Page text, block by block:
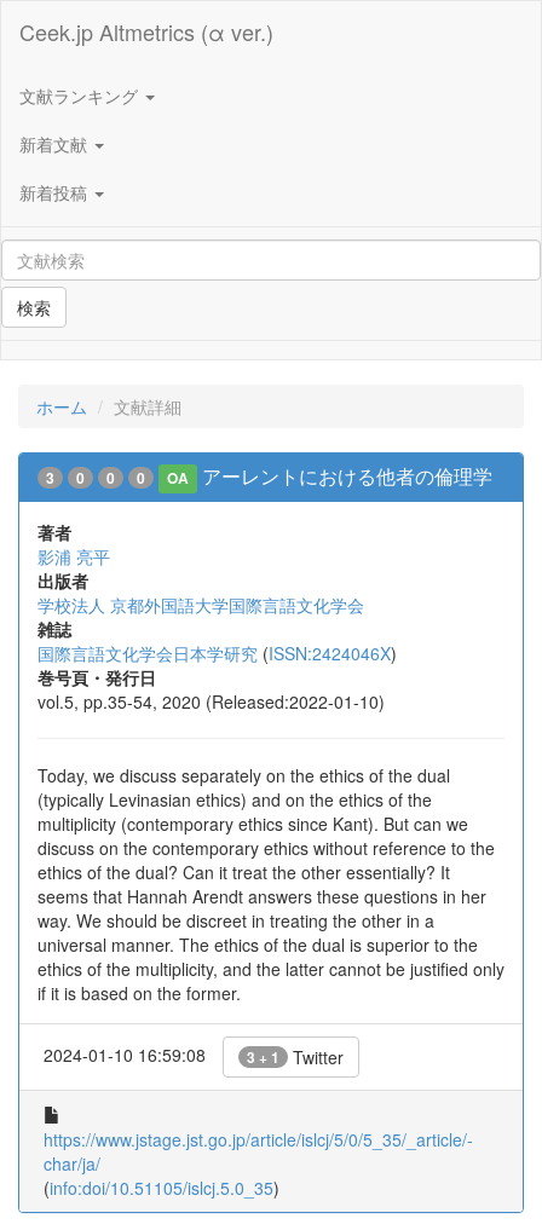
Ceek.jp Altmetrics (α ver.)
文献ランキング
新着文献
新着投稿
検索
ホーム 文献詳細
3 0 0 0 OA アーレントにおける他者の倫理学
著者
影浦 亮平
出版者
学校法人 京都外国語大学国際言語文化学会
雑誌
国際言語文化学会日本学研究 (ISSN:2424046X)
巻号頁・発行日
vol.5, pp.35-54, 2020 (Released:2022-01-10)
Today, we discuss separately on the ethics of the dual
(typically Levinasian ethics) and on the ethics of the
multiplicity (contemporary ethics since Kant). But can we
discuss on the contemporary ethics without reference to the
ethics of the dual? Can it treat the other essentially? It
seems that Hannah Arendt answers these questions in her
way. We should be discreet in treating the other in a
universal manner. The ethics of the dual is superior to the
ethics of the multiplicity, and the latter cannot be justified only
if it is based on the former.
2024-01-10 16:59:08 3 + 1 Twitter
https://www.jstage.jst.go.jp/article/islcj/5/0/5_35/_article/-
char/ja/
(info:doi/10.51105/islcj.5.0_35)